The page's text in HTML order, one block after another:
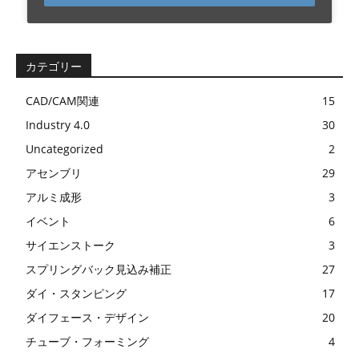
カテゴリー
CAD/CAM関連
15
Industry 4.0
30
Uncategorized
2
アセンブリ
29
アルミ成形
3
イベント
6
サイエンストーク
3
スプリングバック見込み補正
27
ダイ・スタンピング
17
ダイフェース・デザイン
20
チューブ・フォーミング
4